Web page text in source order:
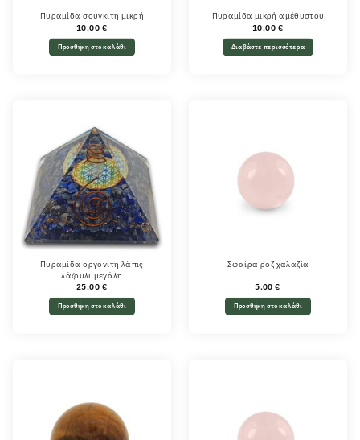
Πυραμίδα σουγκίτη μικρή
10.00 €
Προσθήκη στο καλάθι
Πυραμίδα μικρή αμέθυστου
10.00 €
Διαβάστε περισσότερα
Πυραμίδα οργονίτη λάπις
λάζουλι μεγάλη
25.00 €
Προσθήκη στο καλάθι
Σφαίρα ροζ χαλαζία
5.00€
Προσθήκη στο καλάθι